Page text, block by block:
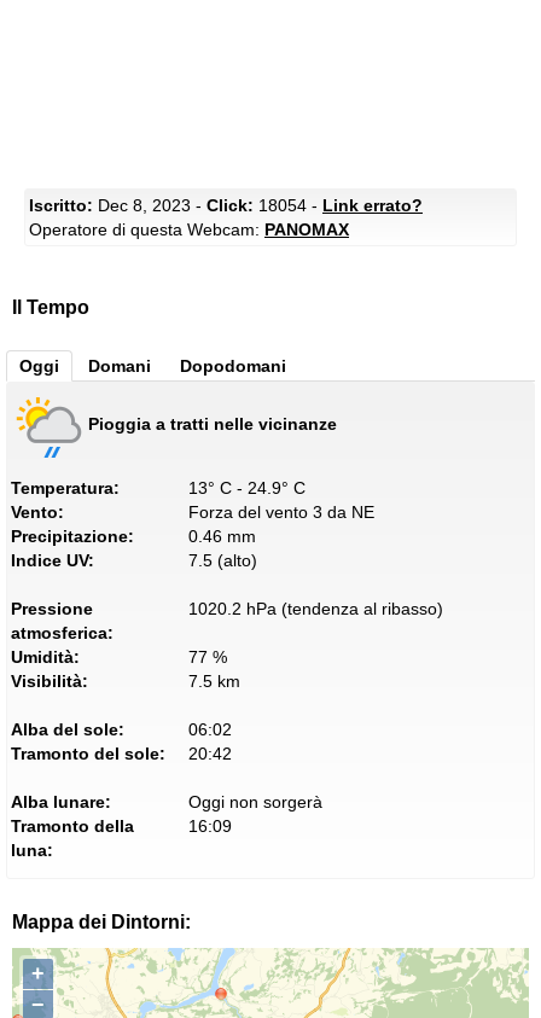
Iscritto: Dec 8, 2023 - Click: 18054 - Link errato?
Operatore di questa Webcam: PANOMAX
Il Tempo
Oggi Domani Dopodomani
Pioggia a tratti nelle vicinanze
Temperatura:
13° C - 24.9° C
Vento:
Forza del vento 3 da NE
Precipitazione:
0.46 mm
Indice UV:
7.5 (alto)
Pressione
atmosferica:
1020.2 hPa (tendenza al ribasso)
Umidità:
77 %
Visibilità:
7.5 km
Alba del sole:
06:02
Tramonto del sole:
20:42
Alba lunare:
Oggi non sorgerà
Tramonto della
luna:
16:09
Mappa dei Dintorni:
+
−